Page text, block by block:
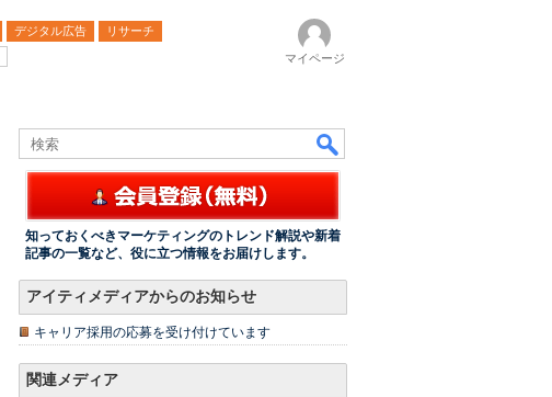
デジタル広告
リサーチ
マイページ
知っておくべきマーケティングのトレンド解説や新着
記事の一覧など、役に立つ情報をお届けします。
アイティメディアからのお知らせ
キャリア採用の応募を受け付けています
関連メディア